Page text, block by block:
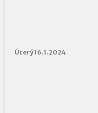
Úterý 16.1.2024